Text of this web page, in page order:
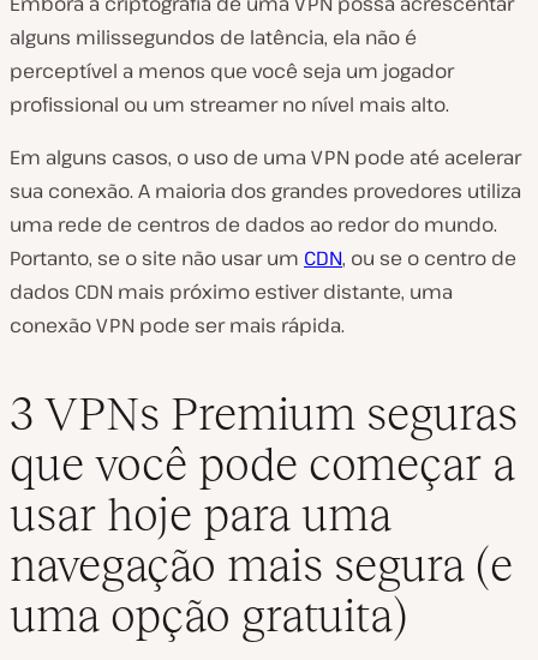
alguns milissegundos de latência, ela não é
perceptível a menos que você seja um jogador
profissional ou um streamer no nível mais alto.
Em alguns casos, o uso de uma VPN pode até acelerar
sua conexão. A maioria dos grandes provedores utiliza
uma rede de centros de dados ao redor do mundo.
Portanto, se o site não usar um CDN, ou se o centro de
dados CDN mais próximo estiver distante, uma
conexão VPN pode ser mais rápida.
3 VPNs Premium seguras
que você pode começar a
usar hoje para uma
navegação mais segura (e
uma opção gratuita)